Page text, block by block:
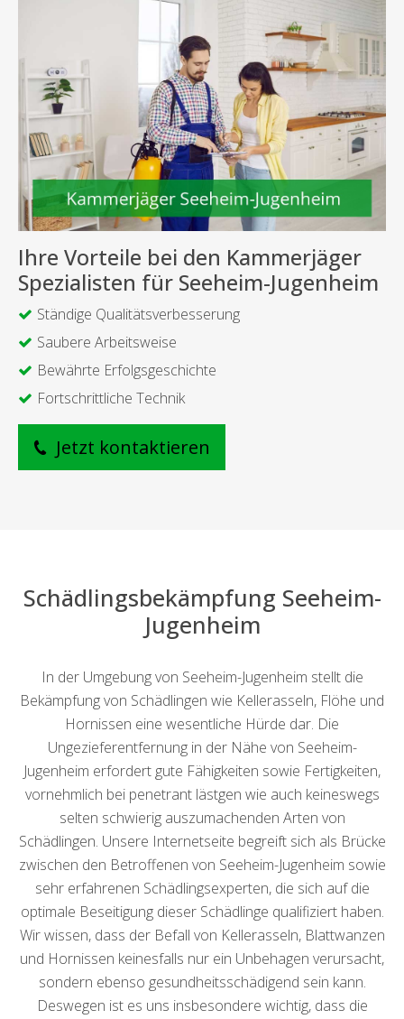
Ihre Vorteile bei den Kammerjäger
Spezialisten für Seeheim-Jugenheim
Ständige Qualitätsverbesserung
Saubere Arbeitsweise
Bewährte Erfolgsgeschichte
Fortschrittliche Technik
Jetzt kontaktieren
Schädlingsbekämpfung Seeheim-
Jugenheim
In der Umgebung von Seeheim-Jugenheim stellt die
Bekämpfung von Schädlingen wie Kellerasseln, Flöhe und
Hornissen eine wesentliche Hürde dar. Die
Ungezieferentfernung in der Nähe von Seeheim-
Jugenheim erfordert gute Fähigkeiten sowie Fertigkeiten,
vornehmlich bei penetrant lästgen wie auch keineswegs
selten schwierig auszumachenden Arten von
Schädlingen. Unsere Internetseite begreift sich als Brücke
zwischen den Betroffenen von Seeheim-Jugenheim sowie
sehr erfahrenen Schädlingsexperten, die sich auf die
optimale Beseitigung dieser Schädlinge qualifiziert haben.
Wir wissen, dass der Befall von Kellerasseln, Blattwanzen
und Hornissen keinesfalls nur ein Unbehagen verursacht,
sondern ebenso gesundheitsschädigend sein kann.
Deswegen ist es uns insbesondere wichtig, dass die